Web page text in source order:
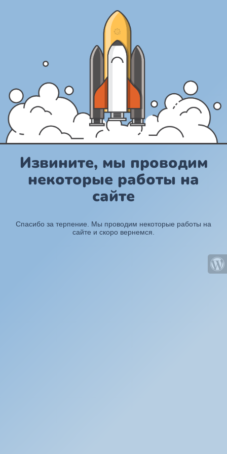
Извините, мы проводим
некоторые работы на
сайте
Спасибо за терпение. Мы проводим некоторые работы на
сайте и скоро вернемся.